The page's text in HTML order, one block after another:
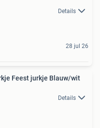
Details
28 jul 26
Feest jurkje Blauw/wit
Details